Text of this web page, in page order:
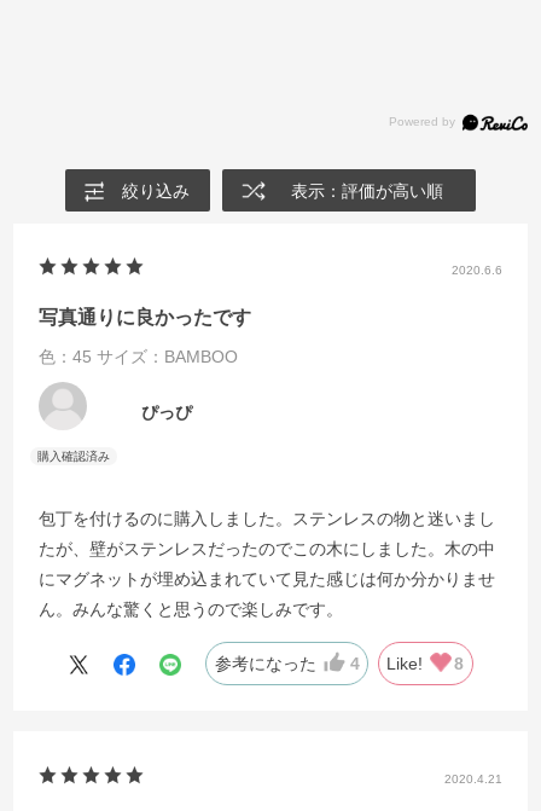
絞り込み 表示：評価が高い順
2020.6.6
写真通りに良かったです
色：45 サイズ：BAMBOO
ぴっぴ
包丁を付けるのに購入しました。ステンレスの物と迷いまし
たが、壁がステンレスだったのでこの木にしました。木の中
にマグネットが埋め込まれていて見た感じは何か分かりませ
ん。みんな驚くと思うので楽しみです。
参考になった 4 Like! 8
2020.4.21